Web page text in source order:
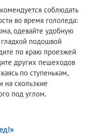
соблюдать
во время гололеда:
одевайте удобную
подошвой
по краю проезжей
других пешеходов
по ступенькам,
на скользкие
под углом.